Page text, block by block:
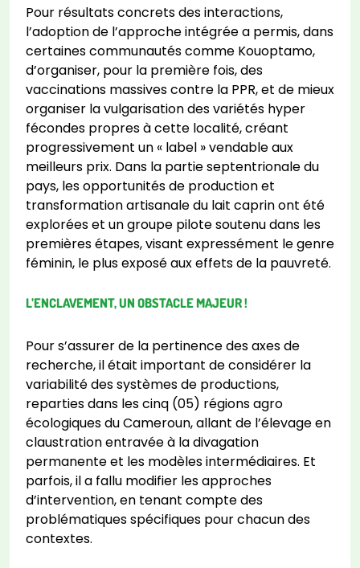
Pour résultats concrets des interactions,
l’adoption de l’approche intégrée a permis, dans
certaines communautés comme Kouoptamo,
d’organiser, pour la première fois, des
vaccinations massives contre la PPR, et de mieux
organiser la vulgarisation des variétés hyper
fécondes propres à cette localité, créant
progressivement un « label » vendable aux
meilleurs prix. Dans la partie septentrionale du
pays, les opportunités de production et
transformation artisanale du lait caprin ont été
explorées et un groupe pilote soutenu dans les
premières étapes, visant expressément le genre
féminin, le plus exposé aux effets de la pauvreté.
L’ENCLAVEMENT, UN OBSTACLE MAJEUR !
Pour s’assurer de la pertinence des axes de
recherche, il était important de considérer la
variabilité des systèmes de productions,
reparties dans les cinq (05) régions agro
écologiques du Cameroun, allant de l’élevage en
claustration entravée à la divagation
permanente et les modèles intermédiaires. Et
parfois, il a fallu modifier les approches
d’intervention, en tenant compte des
problématiques spécifiques pour chacun des
contextes.